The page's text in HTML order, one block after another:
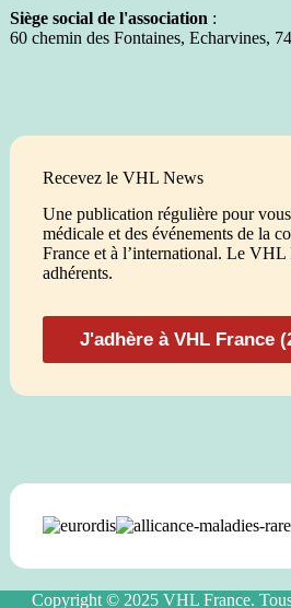
Siège social de l'association :
60 chemin des Fontaines, Echarvines,
Recevez le VHL News
Une publication régulière pour
médicale et des événements de la
France et à l’international. Le VHL
adhérents.
J'adhère à VHL France
Copyright © 2025 VHL France.